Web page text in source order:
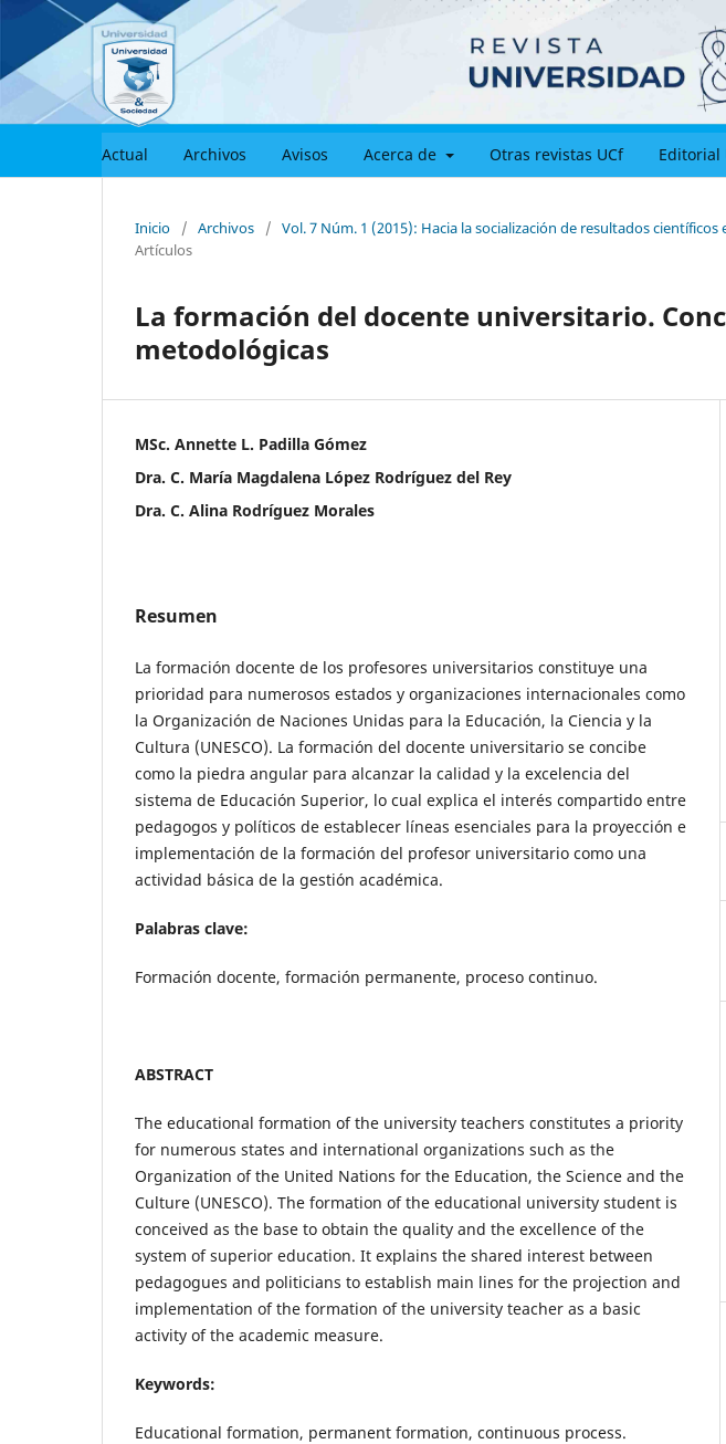
Actual Archivos Avisos Acerca de Otras revistas UCf Editorial
Inicio / Archivos / Vol. 7 Núm. 1 (2015): Hacia la socialización de resultados científicos
Artículos
La formación del docente universitario.
metodológicas
MSc. Annette L. Padilla Gómez
Dra. C. María Magdalena López Rodríguez del Rey
Dra. C. Alina Rodríguez Morales
Resumen
La formación docente de los profesores universitarios constituye una
prioridad para numerosos estados y organizaciones internacionales como
la Organización de Naciones Unidas para la Educación, la Ciencia y la
Cultura (UNESCO). La formación del docente universitario se concibe
como la piedra angular para alcanzar la calidad y la excelencia del
sistema de Educación Superior, lo cual explica el interés compartido entre
pedagogos y políticos de establecer líneas esenciales para la proyección e
implementación de la formación del profesor universitario como una
actividad básica de la gestión académica.
Palabras clave:
Formación docente, formación permanente, proceso continuo.
ABSTRACT
The educational formation of the university teachers constitutes a priority
for numerous states and international organizations such as the
Organization of the United Nations for the Education, the Science and the
Culture (UNESCO). The formation of the educational university student is
conceived as the base to obtain the quality and the excellence of the
system of superior education. It explains the shared interest between
pedagogues and politicians to establish main lines for the projection and
implementation of the formation of the university teacher as a basic
activity of the academic measure.
Keywords:
Educational formation, permanent formation, continuous process.